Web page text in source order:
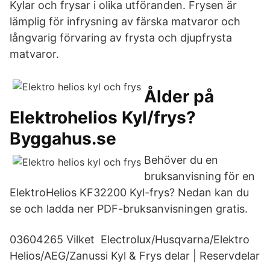
Kylar och frysar i olika utföranden. Frysen är
lämplig för infrysning av färska matvaror och
långvarig förvaring av frysta och djupfrysta
matvaror.
Ålder på
Elektrohelios Kyl/frys?
Byggahus.se
Behöver du en
bruksanvisning för en
ElektroHelios KF32200 Kyl-frys? Nedan kan du
se och ladda ner PDF-bruksanvisningen gratis.
03604265 Vilket Electrolux/Husqvarna/Elektro
Helios/AEG/Zanussi Kyl & Frys delar | Reservdelar